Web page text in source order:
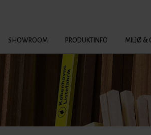
SHOWROOM PRODUKTINFO MILJØ &